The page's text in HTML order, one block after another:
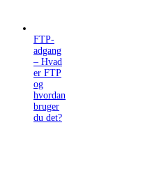
FTP-
adgang
– Hvad
er FTP
og
hvordan
bruger
du det?